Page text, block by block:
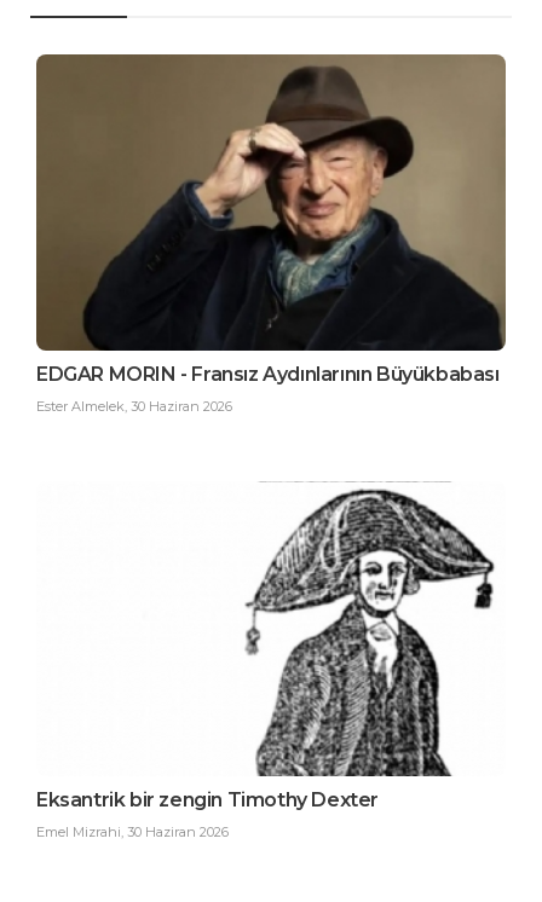
EDGAR MORIN - Fransız Aydınlarının Büyükbabası
Ester Almelek 30 Haziran 2026
Eksantrik bir zengin Timothy Dexter
Emel Mizrahi, 30 Haziran 2026